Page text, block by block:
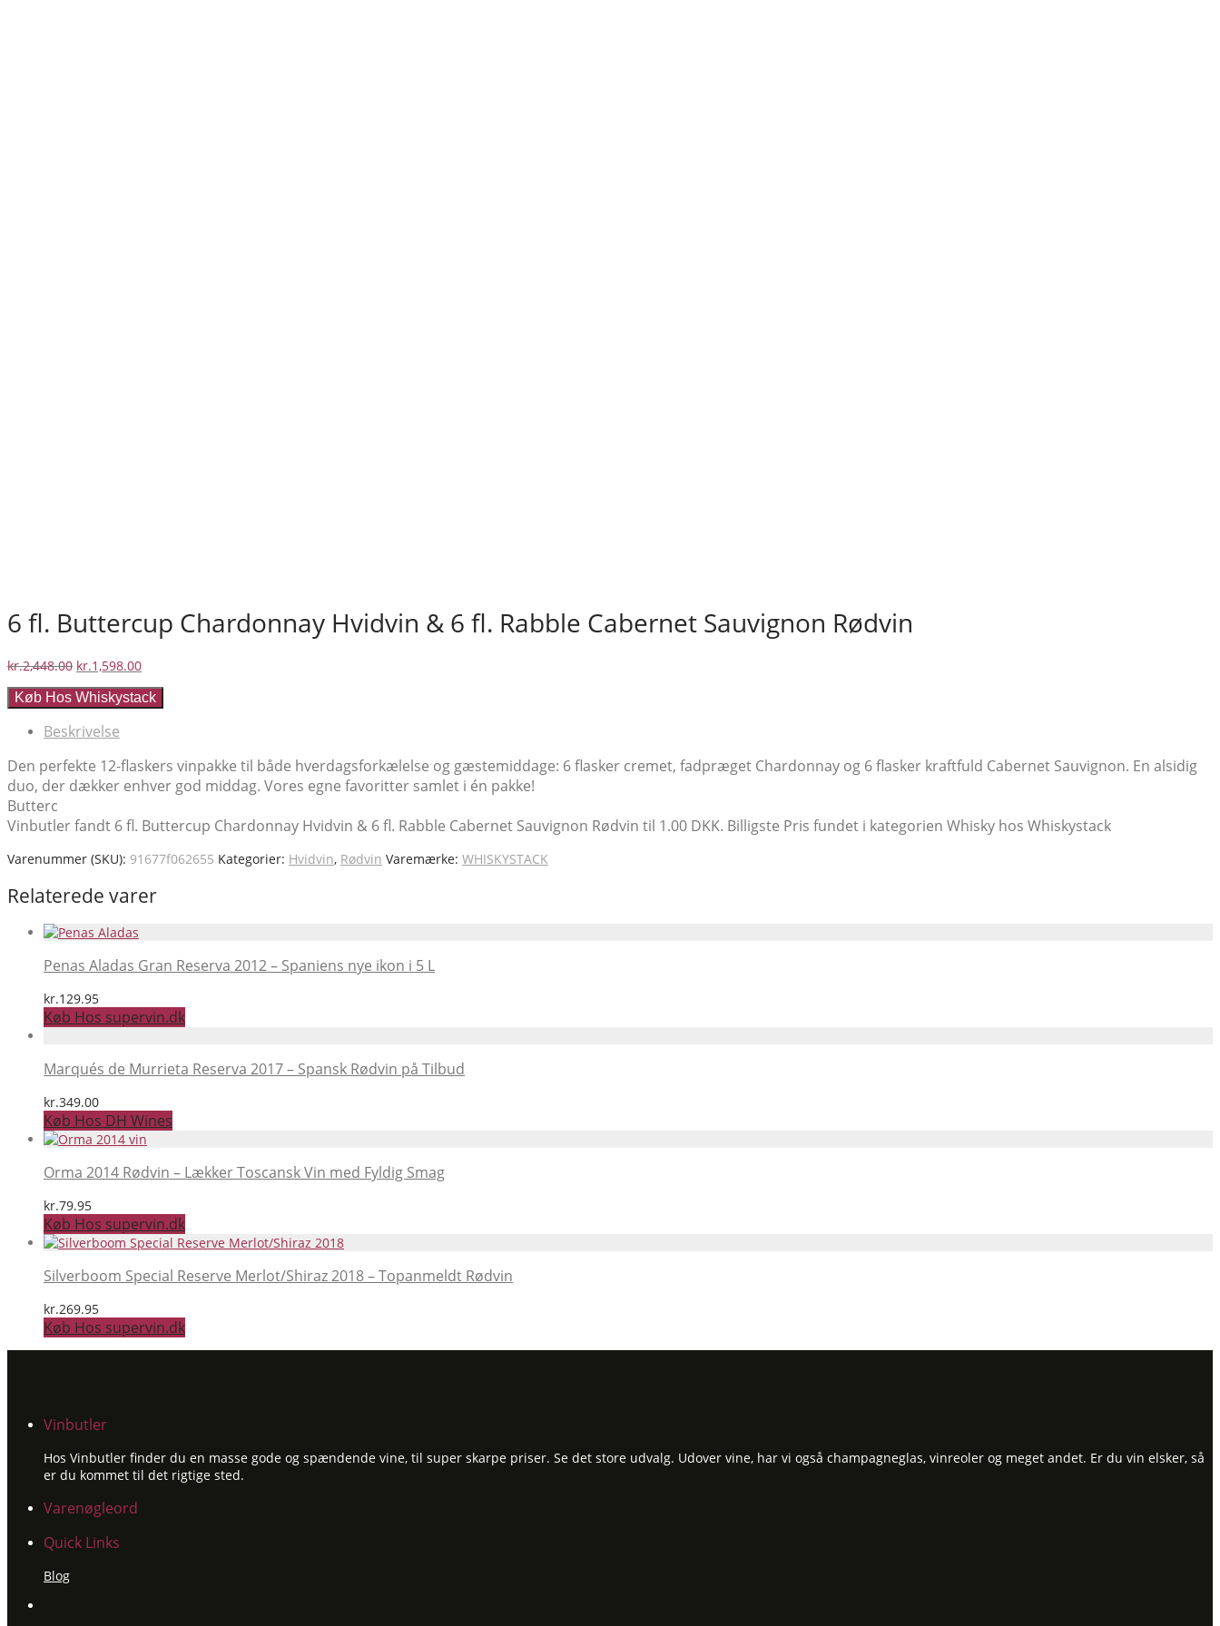
6 fl. Buttercup Chardonnay Hvidvin & 6 fl. Rabble Cabernet Sauvignon Rødvin
kr.2,448.00 Den
pris
kr.2,448.00.
kr.1,598.00Den
pris
Køb Hos Whiskystack
Beskrivelse
Den perfekte 12-flaskers vinpakke til både hverdagsforkælelse og gæstemiddage: 6 flasker cremet, fadpræget Chardonnay og 6 flasker kraftfuld Cabernet Sauvignon. En alsidig
duo, der dækker enhver god middag. Vores egne favoritter samlet i én pakke!
Butterc
Vinbutler fandt 6 fl. Buttercup Chardonnay Hvidvin & 6 fl. Rabble Cabernet Sauvignon Rødvin til 1.00 DKK. Billigste Pris fundet i kategorien Whisky hos Whiskystack
Varenummer (SKU): 91677f062655 Kategorier: Hvidvin, Rødvin Varemærke: WHISKYSTACK
Relaterede varer
Penas Aladas Gran Reserva 2012 – Spaniens nye ikon i 5 L
kr.129.95
Køb Hos supervin.dk
Marqués de Murrieta Reserva 2017 – Spansk Rødvin på Tilbud
kr.349.00
Køb Hos DH Wines
Orma 2014 Rødvin – Lækker Toscansk Vin med Fyldig Smag
kr.79.95
Køb Hos supervin.dk
Silverboom Special Reserve Merlot/Shiraz 2018 – Topanmeldt Rødvin
kr.269.95
Køb Hos supervin.dk
Vinbutler
Hos Vinbutler finder du en masse gode og spændende vine, til super skarpe priser. Se det store udvalg. Udover vine, har vi også champagneglas, vinreoler og meget andet. Er du vin elsker, så
er du kommet til det rigtige sted.
Varenøgleord
Quick Links
Blog